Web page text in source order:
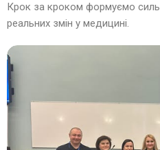
Крок за кроком формуємо
реальних змін у медицині.